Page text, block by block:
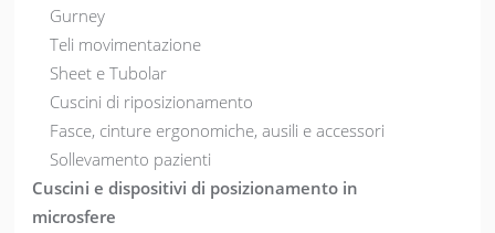
Gurney
Teli movimentazione
Sheet e Tubolar
Cuscini di riposizionamento
Fasce, cinture ergonomiche, ausili e accessori
Sollevamento pazienti
Cuscini e dispositivi di posizionamento in
microsfere